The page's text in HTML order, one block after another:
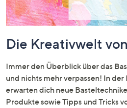
Die Kreativwelt
Immer den Überblick über das
und nichts mehr verpassen! In
erwarten dich neue
Produkte sowie Tipps und Tricks